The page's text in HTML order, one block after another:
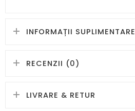
INFORMAȚII SUPLIMENTARE
RECENZII (0)
LIVRARE & RETUR